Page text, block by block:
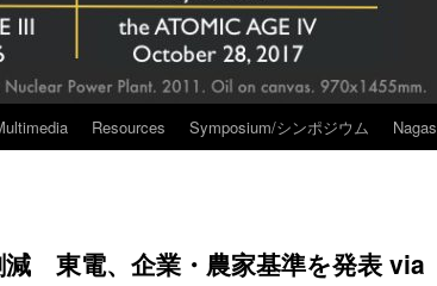
Resources Symposium/シンポジウム
減 東電、企業・農家基準を発表 via